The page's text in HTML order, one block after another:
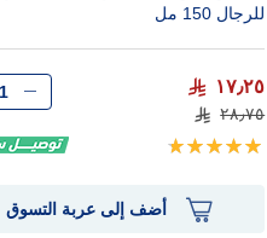
للرجال 150 مل
١٧٫٢٥
٢٨٫٧٥
تقييم:
الكمية
أضف إلى عربة التسوق